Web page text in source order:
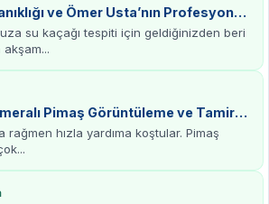
ve Ömer Usta’nın Profesyonel
su kaçağı tespiti için geldiğinizden beri
akşam...
Pimaş Görüntüleme ve Tamirat
rağmen hızla yardıma koştular. Pimaş